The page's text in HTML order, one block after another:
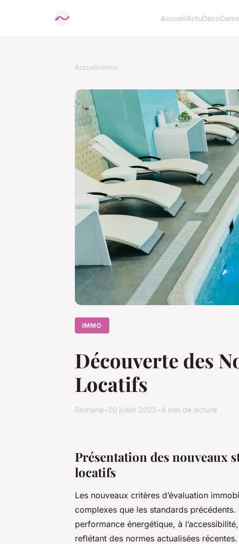
AccueilActuDeco
Accueil›Immo
IMMO
Découverte des
Locatifs
Romane 20 juillet 2025 4 min de lecture
Présentation des nouveaux
locatifs
Les nouveaux critères d’évaluation
complexes que les standards
performance énergétique, à
reflétant des normes actualisées